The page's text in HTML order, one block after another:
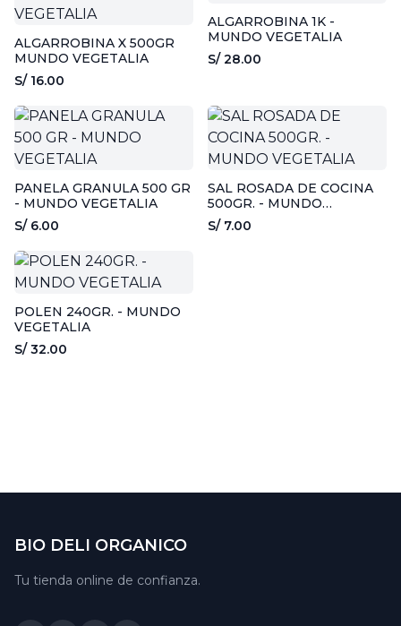
ALGARROBINA X 500GR
MUNDO VEGETALIA
S/ 16.00
ALGARROBINA 1K -
MUNDO VEGETALIA
S/ 28.00
PANELA GRANULA 500 GR
- MUNDO VEGETALIA
S/ 6.00
SAL ROSADA DE COCINA
500GR. - MUNDO
VEGETALIA
S/ 7.00
POLEN 240GR. - MUNDO
VEGETALIA
S/ 32.00
BIO DELI ORGANICO
Tu tienda online de confianza.